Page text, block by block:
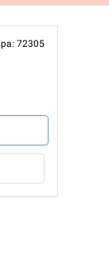
72305